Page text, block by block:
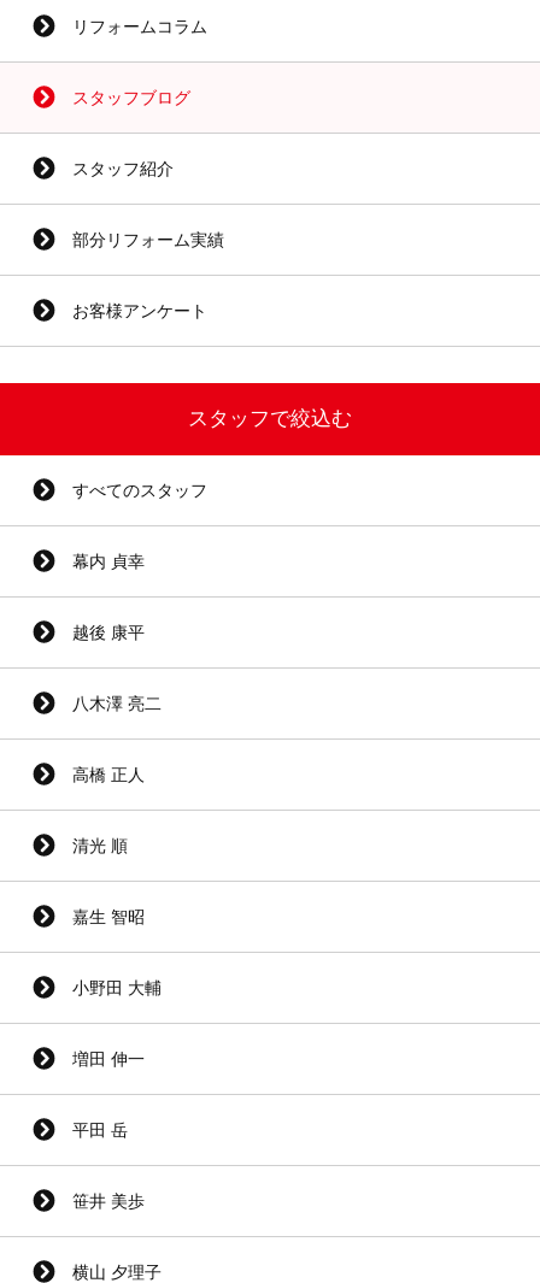
リフォームコラム
スタッフブログ
スタッフ紹介
部分リフォーム実績
お客様アンケート
スタッフで絞込む
すべてのスタッフ
幕内 貞幸
越後 康平
八木澤 亮二
高橋 正人
清光 順
嘉生 智昭
小野田 大輔
増田 伸一
平田 岳
笹井 美歩
横山 夕理子